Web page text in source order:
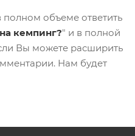
объеме ответить
кемпинг?" и в полной
Вы можете расширить
Нам будет